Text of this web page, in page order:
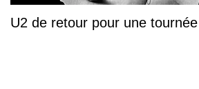
U2 de retour pour une